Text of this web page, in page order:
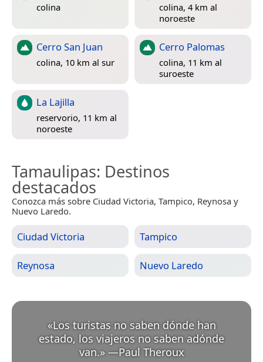
colina
colina, 4 km al
noroeste
Cerro San Juan
colina, 10 km al sur
Cerro Palomas
colina, 11 km al
suroeste
La Lajilla
reservorio, 11 km al
noroeste
Tamaulipas: Destinos
destacados
Conozca más sobre Ciudad Victoria, Tampico, Reynosa y
Nuevo Laredo.
Ciudad Victoria Tampico
Reynosa Nuevo Laredo
«Los turistas no saben dónde han
estado, los viajeros no saben adónde
van.» —Paul Theroux